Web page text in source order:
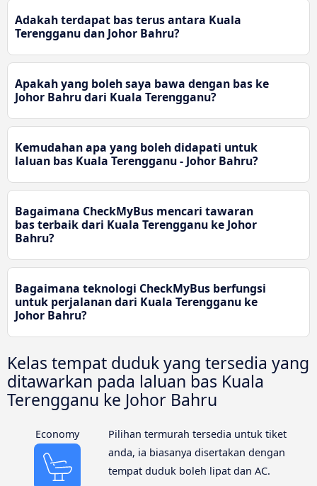
Adakah terdapat bas terus antara Kuala
Terengganu dan Johor Bahru?
Apakah yang boleh saya bawa dengan bas ke
Johor Bahru dari Kuala Terengganu?
Kemudahan apa yang boleh didapati untuk
laluan bas Kuala Terengganu - Johor Bahru?
Bagaimana CheckMyBus mencari tawaran
bas terbaik dari Kuala Terengganu ke Johor
Bahru?
Bagaimana teknologi CheckMyBus berfungsi
untuk perjalanan dari Kuala Terengganu ke
Johor Bahru?
Kelas tempat duduk yang tersedia yang
ditawarkan pada laluan bas Kuala
Terengganu ke Johor Bahru
Economy
Pilihan termurah tersedia untuk tiket
anda, ia biasanya disertakan dengan
tempat duduk boleh lipat dan AC.